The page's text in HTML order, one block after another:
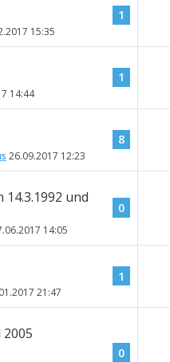
15:35
1
14:44
1
26.09.2017 12:23
8
und
14:05
0
21:47
1
0